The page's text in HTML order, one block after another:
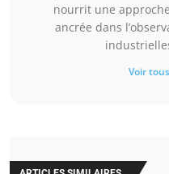
nourrit une
ancrée dans
Voir